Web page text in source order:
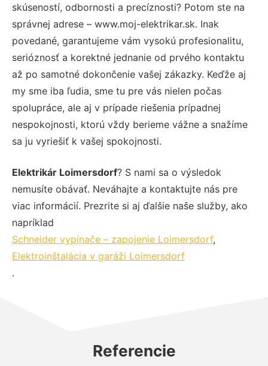
skúseností, odbornosti a precíznosti? Potom ste na
správnej adrese – www.moj-elektrikar.sk. Inak
povedané, garantujeme vám vysokú profesionalitu,
serióznosť a korektné jednanie od prvého kontaktu
až po samotné dokončenie vašej zákazky. Keďže aj
my sme iba ľudia, sme tu pre vás nielen počas
spolupráce, ale aj v prípade riešenia prípadnej
nespokojnosti, ktorú vždy berieme vážne a snažíme
sa ju vyriešiť k vašej spokojnosti.
Elektrikár Loimersdorf? S nami sa o výsledok
nemusíte obávať. Neváhajte a kontaktujte nás pre
viac informácií. Prezrite si aj ďalšie naše služby, ako
napríklad
Schneider vypínače – zapojenie Loimersdorf,
Elektroinštalácia v garáži Loimersdorf
.
Referencie